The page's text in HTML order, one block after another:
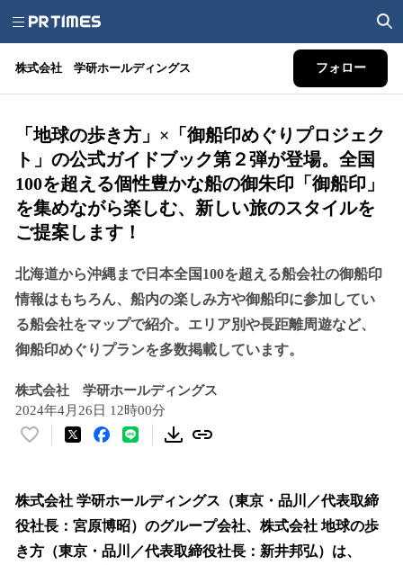
株式会社 学研ホールディングス フォロー
「地球の歩き方」×「御船印めぐりプロジェク
ト」の公式ガイドブック第２弾が登場。全国
100を超える個性豊かな船の御朱印「御船印」
を集めながら楽しむ、新しい旅のスタイルを
ご提案します！
北海道から沖縄まで日本全国100を超える船会社の御船印
情報はもちろん、船内の楽しみ方や御船印に参加してい
る船会社をマップで紹介。エリア別や長距離周遊など、
御船印めぐりプランを多数掲載しています。
株式会社 学研ホールディングス
2024年4月26日 12時00分
い
！
数
を
読
株式会社 学研ホールディングス（東京・品川／代表取締
役社長：宮原博昭）のグループ会社、株式会社 地球の歩
き方（東京・品川／代表取締役社長：新井邦弘）は、